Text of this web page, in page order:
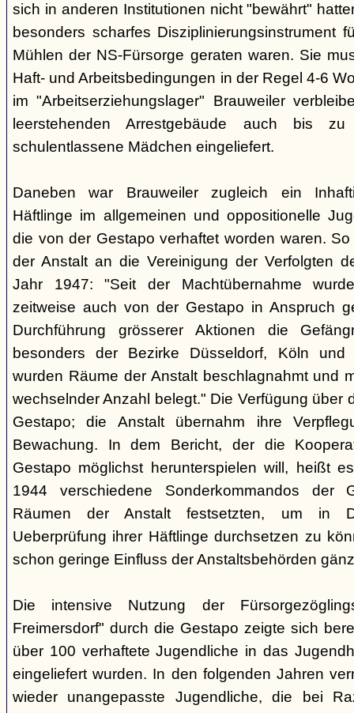
sich in anderen Institutionen nicht "bewährt"
besonders scharfes Disziplinierungsinstrument
Mühlen der NS-Fürsorge geraten waren. Sie
Haft- und Arbeitsbedingungen in der Regel 4-6
im "Arbeitserziehungslager" Brauweiler
leerstehenden Arrestgebäude auch bis zu
schulentlassene Mädchen eingeliefert.
Daneben war Brauweiler zugleich ein
Häftlinge im allgemeinen und oppositionelle
die von der Gestapo verhaftet worden waren.
der Anstalt an die Vereinigung der Verfolgten
Jahr 1947: "Seit der Machtübernahme
zeitweise auch von der Gestapo in Anspruch
Durchführung grösserer Aktionen die
besonders der Bezirke Düsseldorf, Köln und
wurden Räume der Anstalt beschlagnahmt und
wechselnder Anzahl belegt." Die Verfügung über
Gestapo; die Anstalt übernahm ihre
Bewachung. In dem Bericht, der die
Gestapo möglichst herunterspielen will, heißt
1944 verschiedene Sonderkommandos der
Räumen der Anstalt festsetzten, um in
Ueberprüfung ihrer Häftlinge durchsetzen zu
schon geringe Einfluss der Anstaltsbehörden
Die intensive Nutzung der
Freimersdorf" durch die Gestapo zeigte sich
über 100 verhaftete Jugendliche in das
eingeliefert wurden. In den folgenden Jahren
wieder unangepasste Jugendliche, die bei